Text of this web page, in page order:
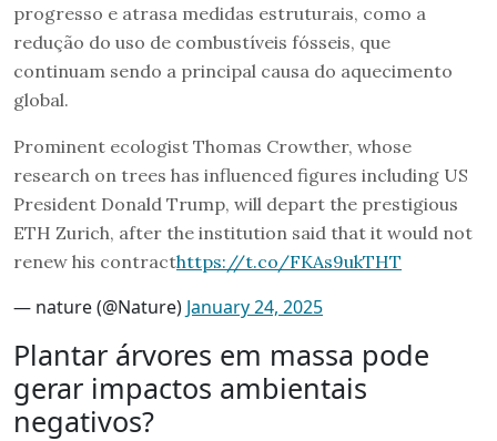
progresso e atrasa medidas estruturais, como a
redução do uso de combustíveis fósseis, que
continuam sendo a principal causa do aquecimento
global.
Prominent ecologist Thomas Crowther, whose
research on trees has influenced figures including US
President Donald Trump, will depart the prestigious
ETH Zurich, after the institution said that it would not
renew his contracthttps://t.co/FKAs9ukTHT
— nature (@Nature) January 24, 2025
Plantar árvores em massa pode
gerar impactos ambientais
negativos?